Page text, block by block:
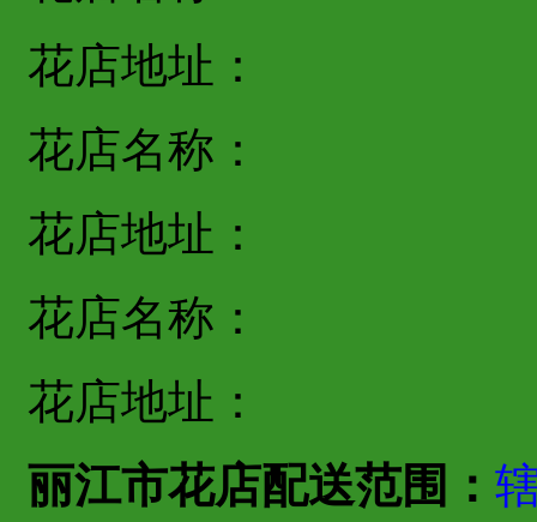
花店地址：
花店名称：
花店地址：
花店名称：
花店地址：
丽江市花店配送范围：